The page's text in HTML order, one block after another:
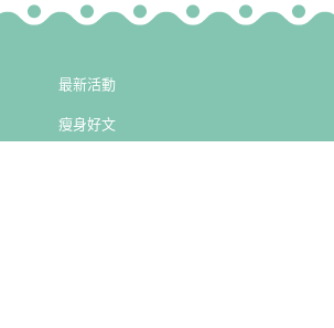
最新活動
瘦身好文